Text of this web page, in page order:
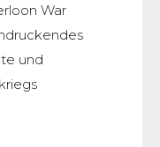
War
und